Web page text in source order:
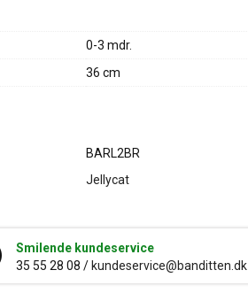
0-3 mdr.
36 cm
BARL2BR
Jellycat
Smilende kundeservice
35 55 28 08 / kundeservice@banditten.dk